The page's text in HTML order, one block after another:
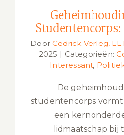
Door Cedrick Verleg,
2025 | Categorieën:
Interessant,
De
studentencorps vormt
een
lidmaatschap bij